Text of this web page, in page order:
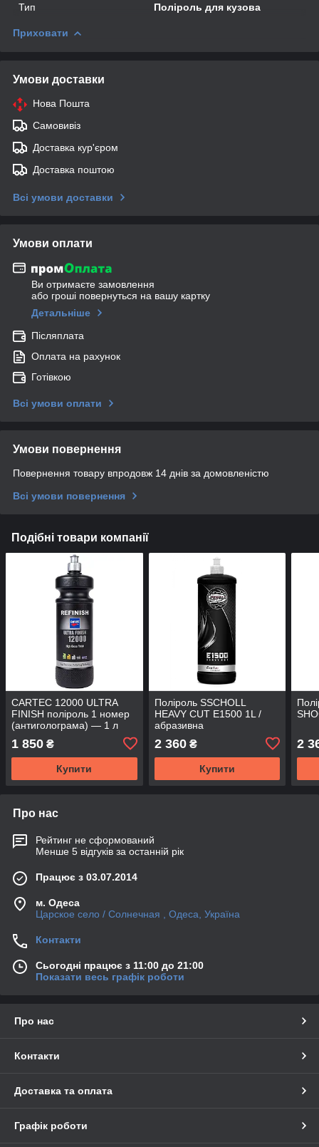
Тип
Поліроль для кузова
Приховати
Умови доставки
Нова Пошта
Самовивіз
Доставка кур'єром
Доставка поштою
Всі умови доставки
Умови оплати
Ви отримаєте замовлення
або гроші повернуться на вашу картку
Детальніше
Післяплата
Оплата на рахунок
Готівкою
Всі умови оплати
Умови повернення
Повернення товару впродовж 14 днів за домовленістю
Всі умови повернення
Подібні товари компанії
CARTEC 12000 ULTRA
FINISH поліроль 1 номер
(антиголограма) — 1 л
1 850 ₴
Купити
Поліроль SSCHOLL
HEAVY CUT E1500 1L /
абразивна
2 360₴
Купити
2
Про нас
Рейтинг не сформований
Менше 5 відгуків за останній рік
Працює з 03.07.2014
м. Одеса
Царское село / Солнечная , Одеса, Україна
Контакти
Сьогодні працює з 11:00 до 21:00
Показати весь графік роботи
Про нас
Контакти
Доставка та оплата
Графік роботи